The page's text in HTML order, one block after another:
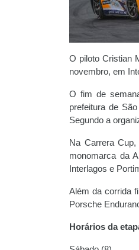
O piloto Cristian
novembro, em
O fim de
prefeitura de
Segundo a
Na Carrera
monomarca da
Interlagos e
Além da corrida
Porsche
Horários da